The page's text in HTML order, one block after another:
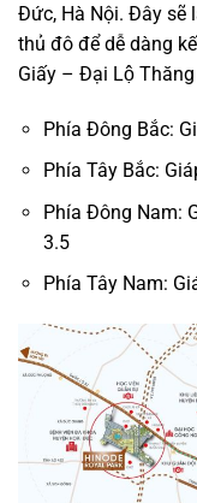
Đức, Hà Nội. Đây sẽ
thủ đô để dễ dàng
Giấy – Đại Lộ
Phía Đông Bắc:
Phía Tây Bắc:
Phía Đông Nam:
3.5
Phía Tây Nam: